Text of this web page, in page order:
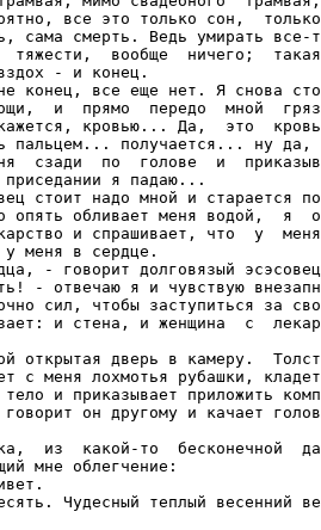
все это только сон,
сама смерть. Ведь умирать
тяжести,  вообще  ничего;
- и конец.
конец, все еще нет. Я снова
и  прямо  передо  мной
кровью... Да,  это
пальцем... получается... ну
сзади  по  голове  и
приседании я падаю...
стоит надо мной и старается
опять обливает меня водой,  я
и спрашивает, что  у
меня в сердце.
- говорит долговязый
- отвечаю я и чувствую
сил, чтобы заступиться за
и стена, и женщина  с
открытая дверь в камеру.
с меня лохмотья рубашки,
и приказывает приложить
он другому и качает
из  какой-то  бесконечной
мне облегчение:
Чудесный теплый весенний